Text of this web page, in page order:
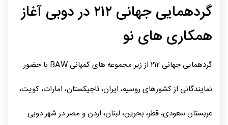
گردهمایی جهانی ۲۱۲ در دوبی آغاز
همکاری‌ های نو
گردهمایی جهانی ۲۱۲ از زیر مجموعه‌ های کمپانی BAW با حضور
نمایندگانی از کشورهای روسیه، ایران، تاجیکستان، امارات، کویت،
عربستان سعودی، قطر، بحرین، لبنان، اردن و مصر در شهر دوبی